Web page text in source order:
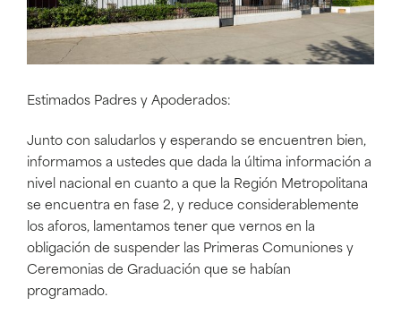
Estimados Padres y Apoderados:
Junto con saludarlos y esperando se encuentren bien,
informamos a ustedes que dada la última información a
nivel nacional en cuanto a que la Región Metropolitana
se encuentra en fase 2, y reduce considerablemente
los aforos, lamentamos tener que vernos en la
obligación de suspender las Primeras Comuniones y
Ceremonias de Graduación que se habían
programado.